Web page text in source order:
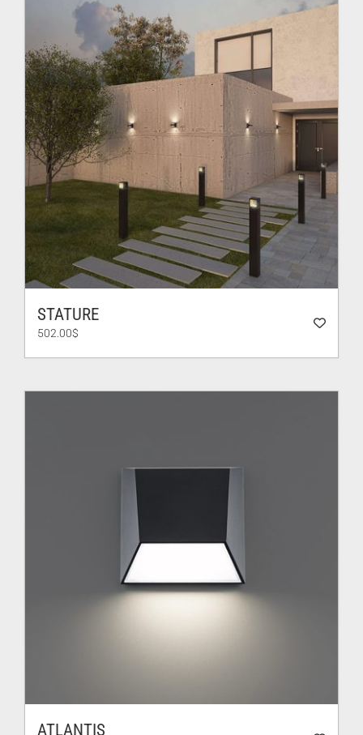
STATURE
502.00$
ATLANTIS